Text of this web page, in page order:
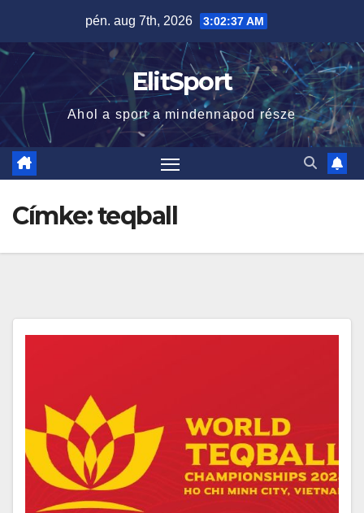
content
pén. aug 7th, 2026 3:02:38 AM
ElitSport
Ahol a sport a mindennapod része
Címke:teqball